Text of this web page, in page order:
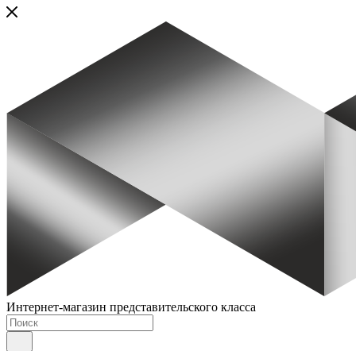
Интернет-магазин представительского класса